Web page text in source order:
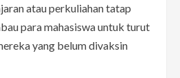
atau perkuliahan tatap
para mahasiswa untuk turut
yang belum divaksin